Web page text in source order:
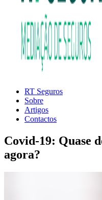
Seguros
MEDIAÇÃO
SEGUROS
RT Seguros
Sobre
Artigos
Contactos
Covid-19: Quase
agora?